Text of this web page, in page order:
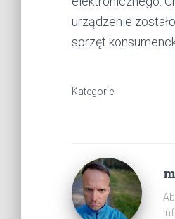
urządzenie
sprzęt
Kategorie: